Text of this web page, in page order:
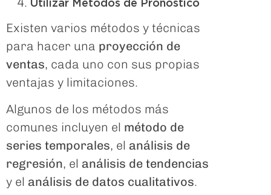
Utilizar Métodos de Pronóstico
Existen varios métodos y técnicas
para hacer una proyección de
ventas, cada uno con sus propias
ventajas y limitaciones.
Algunos de los métodos más
comunes incluyen el método de
series temporales, el análisis de
regresión, el análisis de tendencias
y el análisis de datos cualitativos.